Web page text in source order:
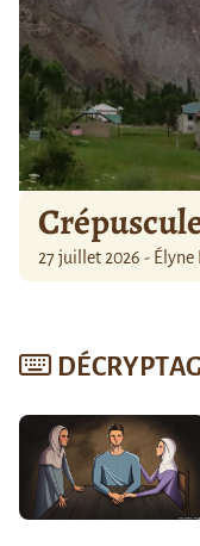
27 juillet 2026 - Élyne